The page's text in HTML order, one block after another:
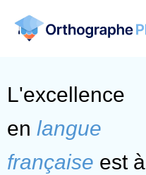
L'excellence
en langue
française est à